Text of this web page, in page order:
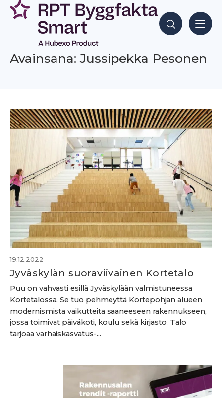
Siirry
sisältöön
Hae sisältöjä
Avainsana: Jussipekka Pesonen
19.12.2022
Jyväskylän suoraviivainen Kortetalo
Puu on vahvasti esillä Jyväskylään valmistuneessa
Kortetalossa. Se tuo pehmeyttä Kortepohjan alueen
modernismista vaikutteita saaneeseen rakennukseen,
jossa toimivat päiväkoti, koulu sekä kirjasto. Talo
tarjoaa varhaiskasvatus-...